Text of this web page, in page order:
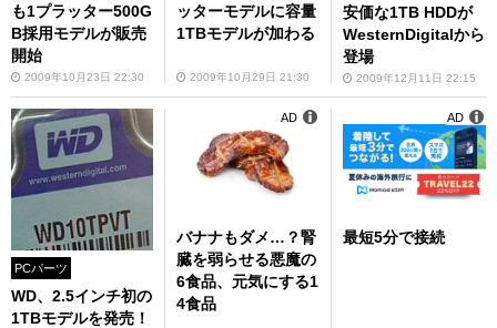
も1プラッター500G
B採用モデルが販売
開始
2009年10月23日 22:30
ッターモデルに容量
1TBモデルが加わる
2009年10月29日 21:30
安価な1TB HDDが
WesternDigitalから
登場
2009年12月11日 22:15
PCパーツ
WD、2.5インチ初の
1TBモデルを発売！
バナナもダメ…？腎
臓を弱らせる悪魔の
6食品、元気にする1
4食品
AD
最短5分で接続
AD